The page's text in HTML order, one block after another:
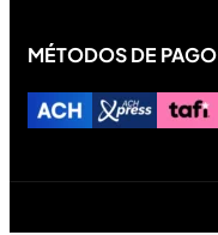
MÉTODOS DE PAGO